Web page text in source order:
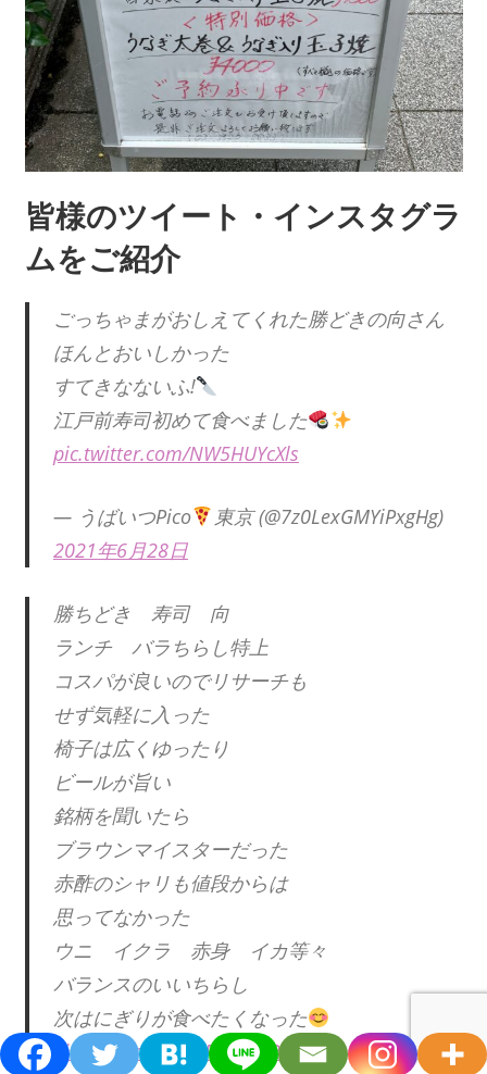
皆様のツイート・インスタグラ
ムをご紹介
ごっちゃまがおしえてくれた勝どきの向さん
ほんとおいしかった
すてきなないふ!
江戸前寿司初めて食べました
pic.twitter.com/NW5HUYcXls
— うばいつPico
東京 (@7z0LexGMYiPxgHg)
2021年6月28日
勝ちどき 寿司 向
ランチ バラちらし特上
コスパが良いのでリサーチも
せず気軽に入った
椅子は広くゆったり
ビールが旨い
銘柄を聞いたら
ブラウンマイスターだった
赤酢のシャリも値段からは
思ってなかった
ウニ イクラ 赤身 イカ等々
バランスのいいちらし
次はにぎりが食べたくなった
pic.twitter.com/cfR0yHCx2I